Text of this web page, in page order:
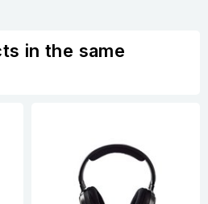
in the same